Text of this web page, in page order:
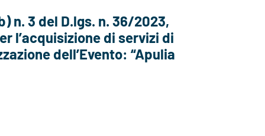
n. 3 del D.lgs. n. 36/2023,
l’acquisizione di servizi di
dell’Evento: “Apulia